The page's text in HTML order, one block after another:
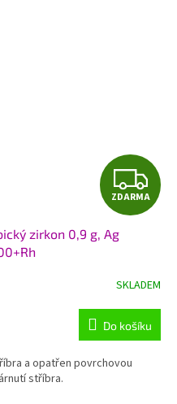
Z
D
R
M
A
ZDARMA
zirkon 0,9 g, Ag
SKLADEM
Do košíku
a opatřen povrchovou
stříbra.